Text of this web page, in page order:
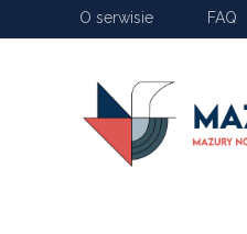
O serwisie FAQ